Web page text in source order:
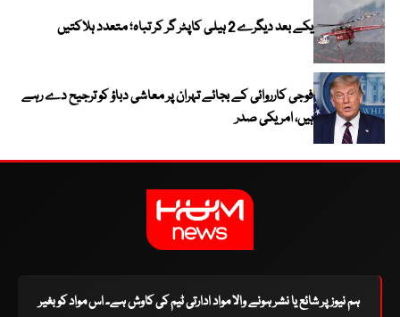
یکے بعد دیگرے 2 ہیلی کاپٹر گر کر تباہ؛ متعدد ہلاکتیں
فوجی کارروائی کے بجائے تہران پر معاشی دباؤ کو ترجیح دے رہے
ہیں، امریکی صدر
ہم نیوز پر شائع یا نشر ہونے والا مواد ادارتی ٹیم کی کاوش ہے۔ اس مواد کو بغیر